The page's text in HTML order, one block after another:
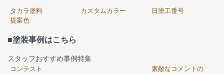
タカラ塗料
提案色
カスタムカラー 日塗工番号
■塗装事例はこちら
スタッフおすすめ事例特集
コンテスト
素敵なコメントの